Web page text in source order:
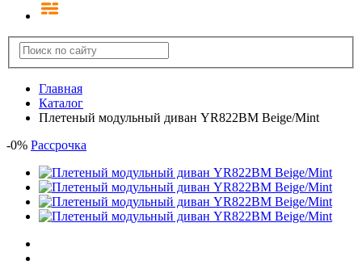
Главная
Каталог
Плетеный модульный диван YR822BM Beige/Mint
-0% Рассрочка